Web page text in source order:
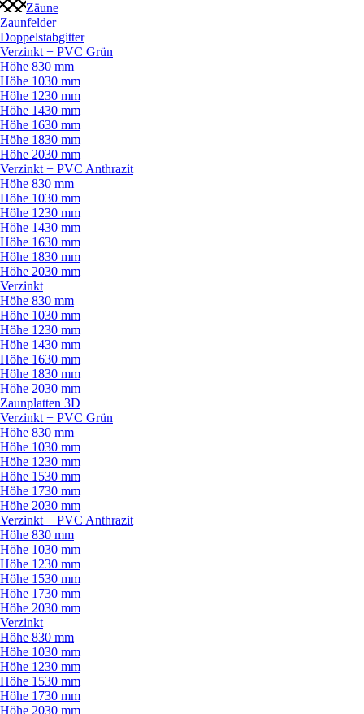
Zäune
Zaunfelder
Doppelstabgitter
Verzinkt + PVC Grün
Höhe 830 mm
Höhe 1030 mm
Höhe 1230 mm
Höhe 1430 mm
Höhe 1630 mm
Höhe 1830 mm
Höhe 2030 mm
Verzinkt + PVC Anthrazit
Höhe 830 mm
Höhe 1030 mm
Höhe 1230 mm
Höhe 1430 mm
Höhe 1630 mm
Höhe 1830 mm
Höhe 2030 mm
Verzinkt
Höhe 830 mm
Höhe 1030 mm
Höhe 1230 mm
Höhe 1430 mm
Höhe 1630 mm
Höhe 1830 mm
Höhe 2030 mm
Zaunplatten 3D
Verzinkt + PVC Grün
Höhe 830 mm
Höhe 1030 mm
Höhe 1230 mm
Höhe 1530 mm
Höhe 1730 mm
Höhe 2030 mm
Verzinkt + PVC Anthrazit
Höhe 830 mm
Höhe 1030 mm
Höhe 1230 mm
Höhe 1530 mm
Höhe 1730 mm
Höhe 2030 mm
Verzinkt
Höhe 830 mm
Höhe 1030 mm
Höhe 1230 mm
Höhe 1530 mm
Höhe 1730 mm
Höhe 2030 mm